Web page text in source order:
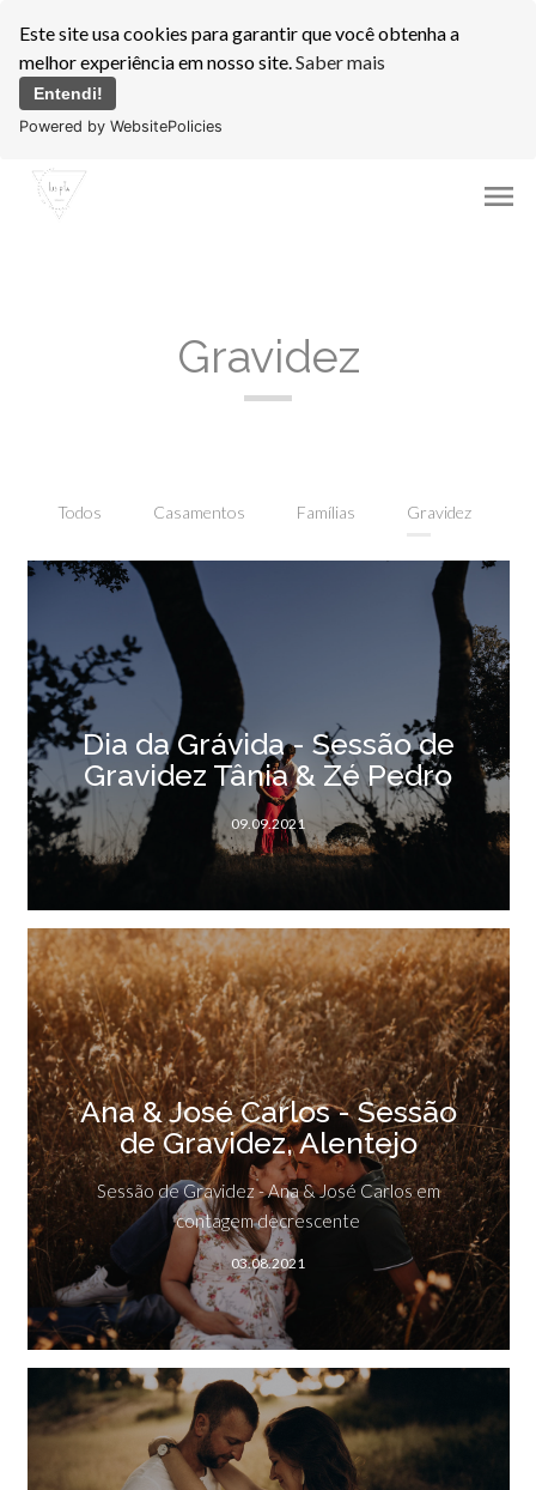
Este site usa cookies para garantir que você obtenha a
melhor experiência em nosso site.Saber mais
Entendi!
Powered by WebsitePolicies
menu
Gravidez
Todos Casamentos Famílias Gravidez
Dia da Grávida - Sessão de
Gravidez Tânia & Zé Pedro
09.09.2021
Ana & José Carlos - Sessão
de Gravidez, Alentejo
Sessão de Gravidez - Ana & José Carlos em
contagem decrescente
03.08.2021